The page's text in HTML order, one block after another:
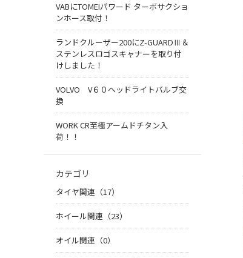
VABにTOMEIパワード ターボサクショ
ンホース取付！
ランドクルーザー200にZ-GUARDⅢ＆
ステンレスロゴスキャナーを取り付
けしました！
VOLVO V６０ヘッドライトバルブ交
換
WORK CR至極アームドチタン入
荷！！
カテゴリ
タイヤ関連（17）
ホイール関連（23）
オイル関連（0）